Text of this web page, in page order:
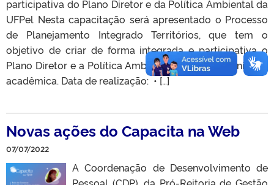
participativa do Plano Diretor e da Política Ambiental da
UFPel Nesta capacitação será apresentado o Processo
de Planejamento Integrado Territórios, que tem o
objetivo de criar de forma integrada e participativa o
Plano Diretor e a Política Ambiental, para a comunidade
acadêmica. Data de realização: • […]
Novas ações do Capacita na Web
07/07/2022
A Coordenação de Desenvolvimento de
Pessoal (CDP), da Pró-Reitoria de Gestão